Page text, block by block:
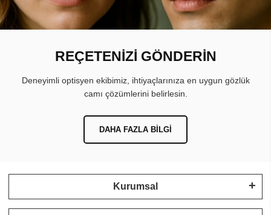
REÇETENİZİ GÖNDERİN
Deneyimli optisyen ekibimiz, ihtiyaçlarınıza en uygun gözlük
camı çözümlerini belirlesin.
DAHA FAZLA BILGI
Kurumsal